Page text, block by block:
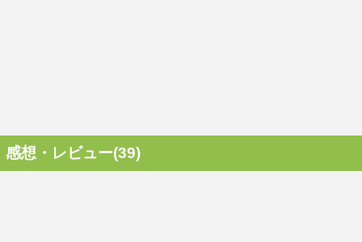
感想・レビュー(39)